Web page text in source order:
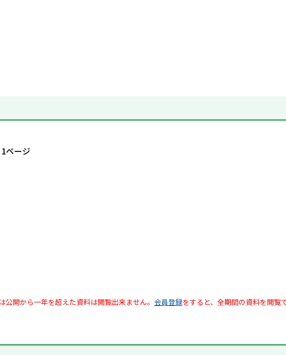
ページ
公開から一年を超えた資料は閲覧出来ません。 会員登録をすると、全期間の資料を閲覧